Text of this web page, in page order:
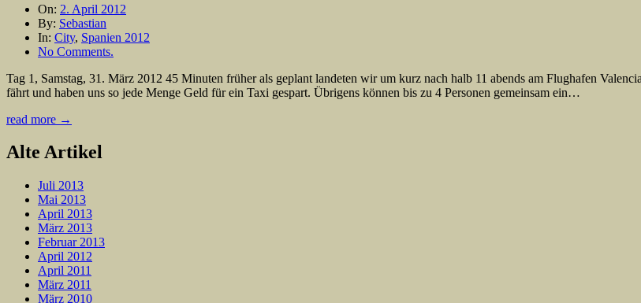
On: 2. April 2012
By: Sebastian
In: City, Spanien 2012
No Comments.
Tag 1, Samstag, 31. März 2012 45 Minuten früher als geplant landeten wir um kurz nach halb 11 abends am Flughafen
fährt und haben uns so jede Menge Geld für ein Taxi gespart. Übrigens können bis zu 4 Personen gemeinsam ein…
read more →
Alte Artikel
Juli 2013
Mai 2013
April 2013
März 2013
Februar 2013
April 2012
April 2011
März 2011
März 2010